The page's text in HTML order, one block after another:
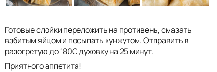
Готовые слойки переложить на противень, смазать
взбитым яйцом и посыпать кунжутом. Отправить в
разогретую до 180С духовку на 25 минут.
Приятного аппетита!